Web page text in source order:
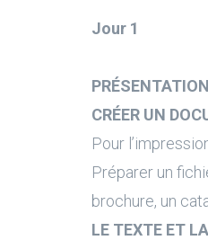
Jour 1
CRÉER UN
Pour
Préparer un
brochure, un
LE TEXTE ET